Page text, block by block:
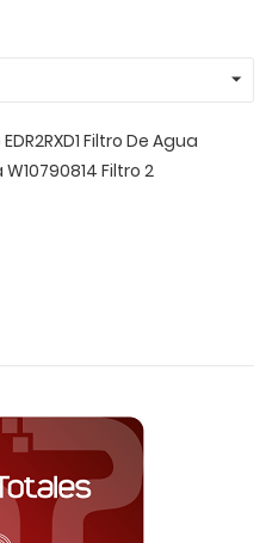
Filtro De Agua
Filtro 2